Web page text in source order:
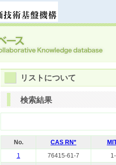
リストについて
検索結果
No. CAS RN*
1
76415-61-7